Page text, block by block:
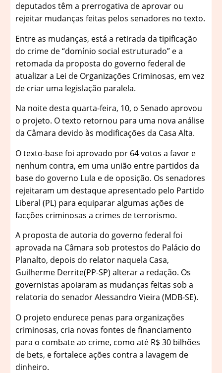
deputados têm a prerrogativa de aprovar ou
rejeitar mudanças feitas pelos senadores no texto.
Entre as mudanças, está a retirada da tipificação
do crime de “domínio social estruturado” e a
retomada da proposta do governo federal de
atualizar a Lei de Organizações Criminosas, em vez
de criar uma legislação paralela.
Na noite desta quarta-feira, 10, o Senado aprovou
o projeto. O texto retornou para uma nova análise
da Câmara devido às modificações da Casa Alta.
O texto-base foi aprovado por 64 votos a favor e
nenhum contra, em uma união entre partidos da
base do governo Lula e de oposição. Os senadores
rejeitaram um destaque apresentado pelo Partido
Liberal (PL) para equiparar algumas ações de
facções criminosas a crimes de terrorismo.
A proposta de autoria do governo federal foi
aprovada na Câmara sob protestos do Palácio do
Planalto, depois do relator naquela Casa,
Guilherme Derrite(PP-SP) alterar a redação. Os
governistas apoiaram as mudanças feitas sob a
relatoria do senador Alessandro Vieira (MDB-SE).
O projeto endurece penas para organizações
criminosas, cria novas fontes de financiamento
para o combate ao crime, como até R$ 30 bilhões
de bets, e fortalece ações contra a lavagem de
dinheiro.